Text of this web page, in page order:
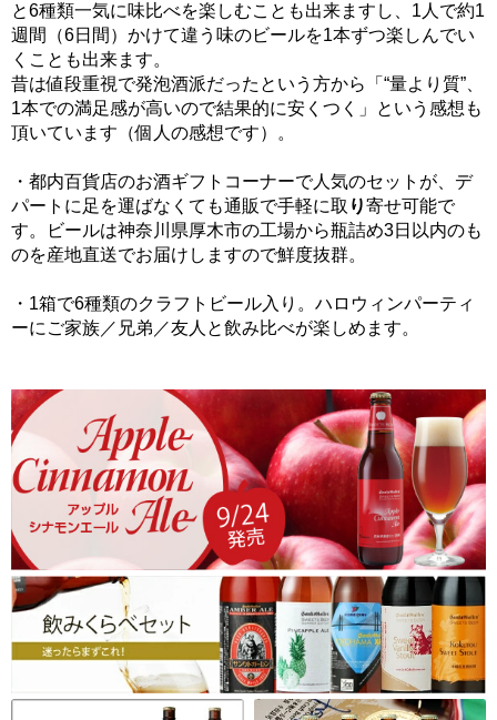
と6種類一気に味比べを楽しむことも出来ますし、1人で約1
週間（6日間）かけて違う味のビールを1本ずつ楽しんでい
くことも出来ます。
昔は値段重視で発泡酒派だったという方から「“量より質”、
1本での満足感が高いので結果的に安くつく」という感想も
頂いています（個人の感想です）。
・都内百貨店のお酒ギフトコーナーで人気のセットが、デ
パートに足を運ばなくても通販で手軽に取 り寄せ可能で
す。ビールは神奈川県厚木市の工場から瓶詰め3日以内のも
のを産地直送でお届けしますので鮮度抜群。
・1箱で6種類のクラフトビール入り。ハロウィンパーティ
ーにご家族／兄弟／友人と飲み比べが楽しめます。